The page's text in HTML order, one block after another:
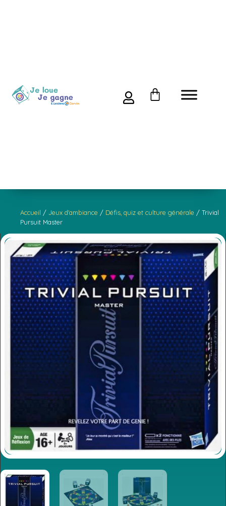
Accueil /Jeux d'ambiance / Défis, quiz et culture générale / Trivial
Pursuit Master